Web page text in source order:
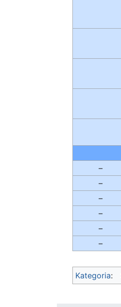
–
–
–
–
–
–
Kategoria: